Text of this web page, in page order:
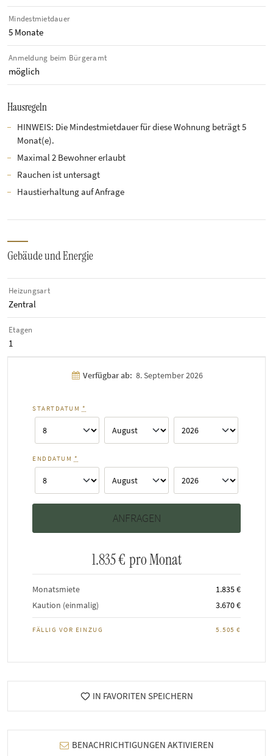
Mindestmietdauer
5 Monate
Anmeldung beim Bürgeramt
möglich
Hausregeln
HINWEIS: Die Mindestmietdauer für diese Wohnung beträgt 5
Monat(e).
Maximal 2 Bewohner erlaubt
Rauchen ist untersagt
Haustierhaltung auf Anfrage
Gebäude und Energie
Heizungsart
Zentral
Etagen
1
Verfügbar ab: 8. September 2026
STARTDATUM *
ENDDATUM *
1.835 € pro Monat
Monatsmiete
1.835 €
Kaution (einmalig)
3.670 €
FÄLLIG VOR EINZUG 5.505 €
IN FAVORITEN SPEICHERN
BENACHRICHTIGUNGEN AKTIVIEREN